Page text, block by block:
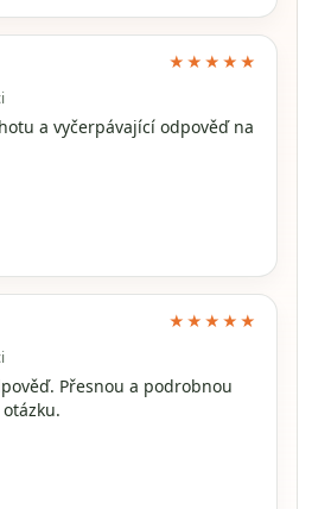
★★★★★
a vyčerpávající odpověď na
★★★★★
Přesnou a podrobnou